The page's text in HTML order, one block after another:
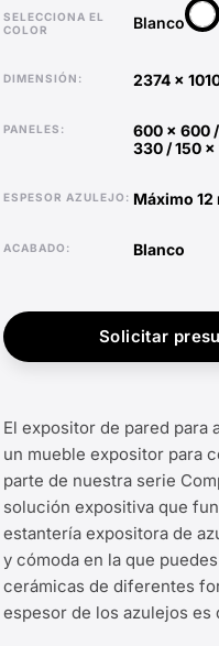
SELECCIONA EL
COLOR
Blanco
DIMENSIÓN 2374 x
PANELES
600 x 600 / 600 x 300 / 330 x
330 / 150 x
ESPESOR AZULEJO máximo
ACABADO blanco
Solicitar
El expositor de pared para
un mueble expositor para
parte de nuestra serie
solución expositiva que
estantería expositora de
y cómoda en la que
cerámicas de diferentes
espesor de los azulejos es